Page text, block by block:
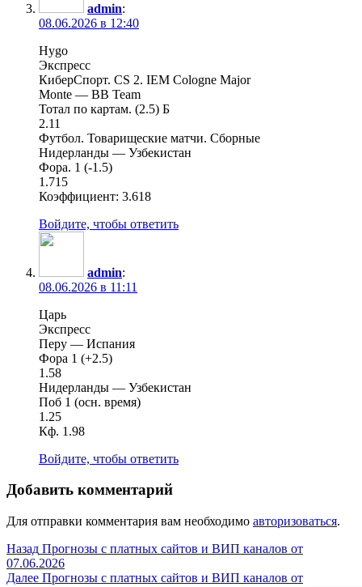
admin:
08.06.2026 в 12:40
Hygo
Экспресс
КиберСпорт. CS 2. IEM Cologne Major
Monte — BB Team
Тотал по картам. (2.5) Б
2.11
Футбол. Товарищеские матчи. Сборные
Нидерланды — Узбекистан
Фора. 1 (-1.5)
1.715
Коэффициент: 3.618
Войдите, чтобы ответить
admin:
08.06.2026 в 11:11
Царь
Экспресс
Перу — Испания
Фора 1 (+2.5)
1.58
Нидерланды — Узбекистан
Поб 1 (осн. время)
1.25
Кф. 1.98
Войдите, чтобы ответить
Добавить комментарий
Для отправки комментария вам необходимо авторизоваться.
Навигация
по
Назад Предыдущая
запись:
Прогнозы с платных сайтов и ВИП каналов от
07.06.2026
Далее Следующая
Прогнозы с платных сайтов и ВИП каналов от